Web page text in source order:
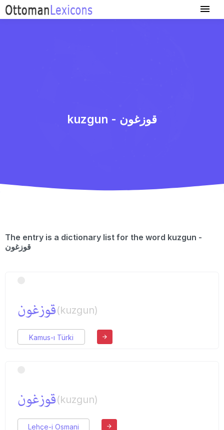
kuzgun - قوزغون
The entry is a dictionary list for the word kuzgun -
قوزغون
قوزغون(kuzgun)
Kamus-ı Türki
قوزغون(kuzgun)
Lehçe-i Osmani